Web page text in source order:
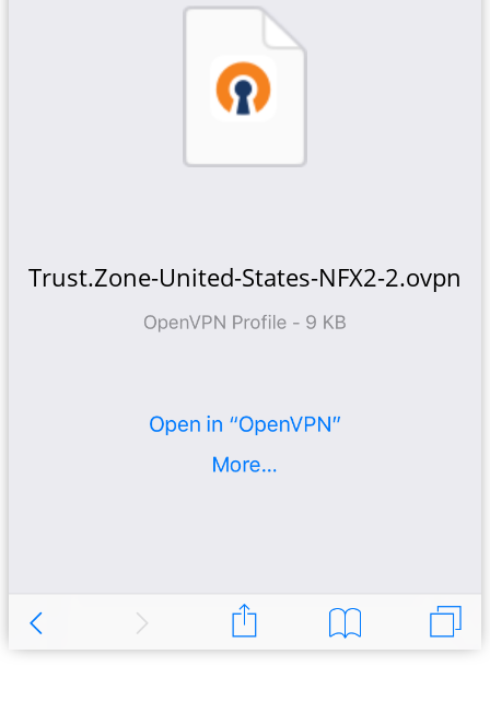
Trust.Zone-United-States-NFX2-2.ovpn